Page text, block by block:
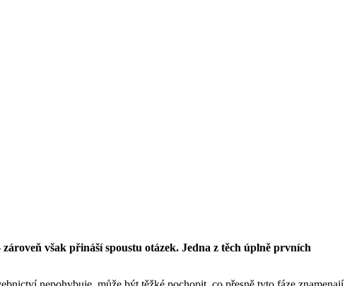
však přináší spoustu otázek. Jedna z těch úplně prvních